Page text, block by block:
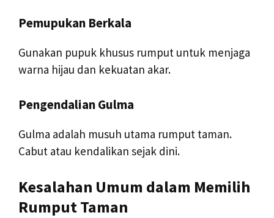
Pemupukan Berkala
Gunakan pupuk khusus rumput untuk menjaga
warna hijau dan kekuatan akar.
Pengendalian Gulma
Gulma adalah musuh utama rumput taman.
Cabut atau kendalikan sejak dini.
Kesalahan Umum dalam Memilih
Rumput Taman